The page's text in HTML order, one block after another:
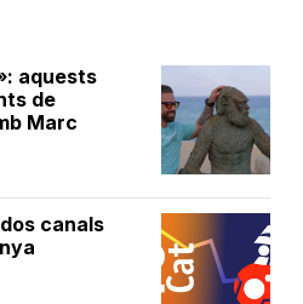
aquests
de
Marc
canals